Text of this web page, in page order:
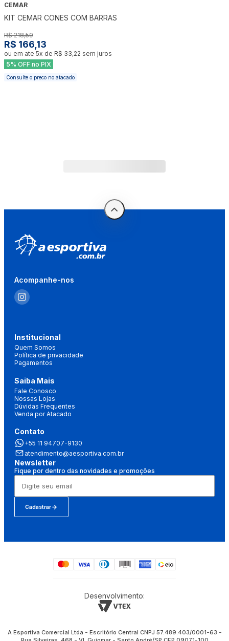
CEMAR
KIT CEMAR CONES COM BARRAS
R$ 218,59
R$ 166,13
ou em ate 5x de R$ 33,22 sem juros
5% OFF no PIX
Consulte o preco no atacado
Acompanhe-nos
Institucional
Quem Somos
Política de privacidade
Pagamentos
Saiba Mais
Fale Conosco
Nossas Lojas
Dúvidas Frequentes
Venda por Atacado
Contato
+55 11 94707-9130
atendimento@aesportiva.com.br
Newsletter
Fique por dentro das novidades e promoções
Cadastrar
Desenvolvimento:
A Esportiva Comercial Ltda - Escritório Central CNPJ 57.489.403/0001-63 -